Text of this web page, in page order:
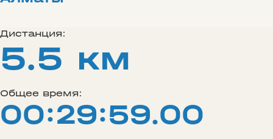
Дистанция:
5.5 км
Общее время:
00:29:59.00